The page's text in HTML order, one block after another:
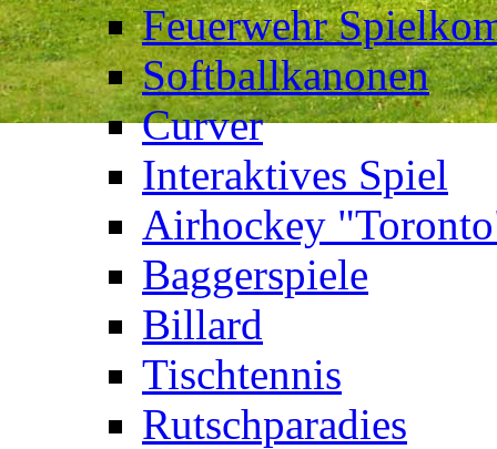
Feuerwehr
Softballkanonen
Curver
Interaktives Spiel
Airhockey
Baggerspiele
Billard
Tischtennis
Rutschparadies